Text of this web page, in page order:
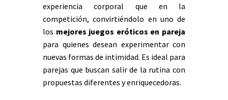
experiencia corporal que en la
competición, convirtiéndolo en uno de
los mejores juegos eróticos en pareja
para quienes desean experimentar con
nuevas formas de intimidad. Es ideal para
parejas que buscan salir de la rutina con
propuestas diferentes y enriquecedoras.